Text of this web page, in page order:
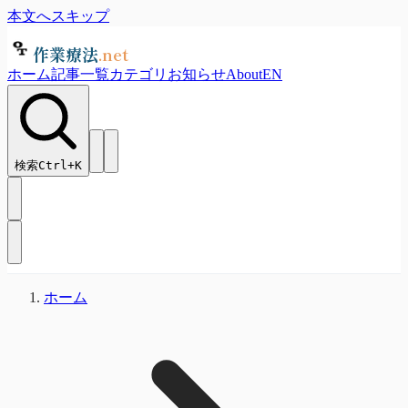
本文へスキップ
作業療法.net
ホーム記事一覧カテゴリ お知らせAboutEN
検索Ctrl+K
ホーム